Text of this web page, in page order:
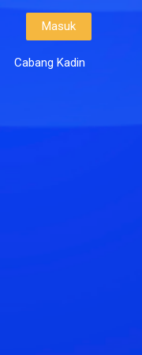
Masuk
Cabang Kadin